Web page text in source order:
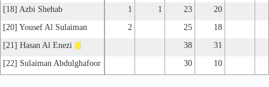
[18] Azbi Shehab
1 1 23
20
[20] Yousef Al Sulaiman
2 25
18
[21] Hasan Al Enezi
38
31
[22] Sulaiman Abdulghafoor
30 10